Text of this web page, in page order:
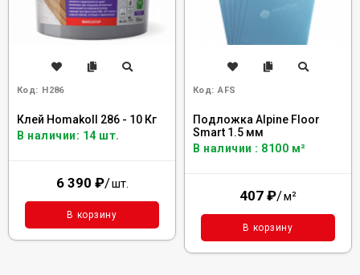
Код: H286
Клей Homakoll 286 - 10 Кг
В наличии: 14 шт.
6 390 ₽/шт.
В корзину
Код: AFS
Подложка Alpine Floor
Smart 1.5 мм
В наличии : 8100 м²
407 ₽/м²
В корзину